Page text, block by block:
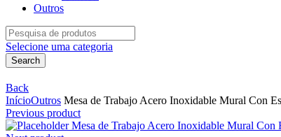
Outros
Search
for:
Selecione uma categoria
Search
Back
InícioOutros Mesa de Trabajo Acero Inoxidable Mural Con
Previous product
Mesa de Trabajo Acero Inoxidable Mural